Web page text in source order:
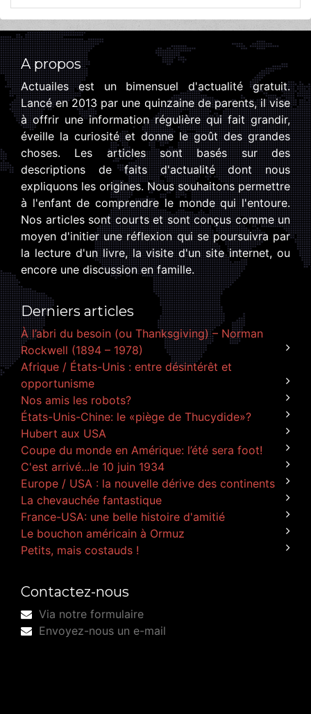
A propos
Actuailes est un bimensuel d'actualité gratuit.
Lancé en 2013 par une quinzaine de parents, il vise
à offrir une information régulière qui fait grandir,
éveille la curiosité et donne le goût des grandes
choses. Les articles sont basés sur des
descriptions de faits d'actualité dont nous
expliquons les origines. Nous souhaitons permettre
à l'enfant de comprendre le monde qui l'entoure.
Nos articles sont courts et sont conçus comme un
moyen d'initier une réflexion qui se poursuivra par
la lecture d'un livre, la visite d'un site internet, ou
encore une discussion en famille.
Derniers articles
À l’abri du besoin (ou Thanksgiving) – Norman
Rockwell (1894 – 1978)
Afrique / États-Unis : entre désintérêt et
opportunisme
Nos amis les robots?
États-Unis-Chine: le «piège de Thucydide»?
Hubert aux USA
Coupe du monde en Amérique: l’été sera foot!
C'est arrivé...le 10 juin 1934
Europe / USA : la nouvelle dérive des continents
La chevauchée fantastique
France-USA: une belle histoire d'amitié
Le bouchon américain à Ormuz
Petits, mais costauds !
Contactez-nous
Via notre formulaire
Envoyez-nous un e-mail